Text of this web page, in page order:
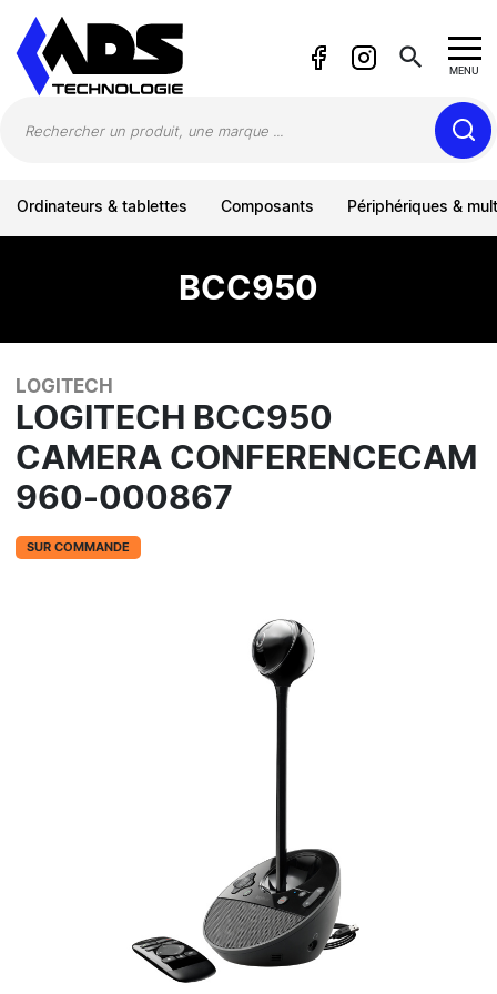
search MENU
Ordinateurs & tablettes Composants Périphériques &
BCC950
LOGITECH
LOGITECH BCC950
CAMERA CONFERENCECAM
960-000867
SUR COMMANDE